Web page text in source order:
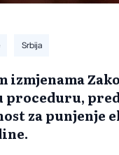
Srbija
izmjenama
za punjenje